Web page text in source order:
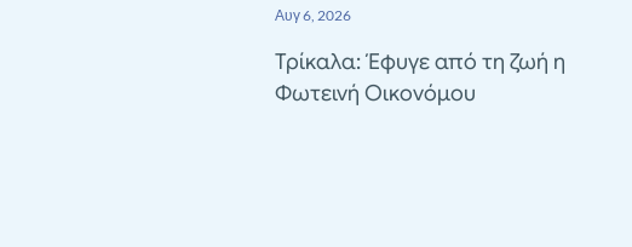
Αυγ 6, 2026
Τρίκαλα: Έφυγε από τη ζωή η
Φωτεινή Οικονόμου